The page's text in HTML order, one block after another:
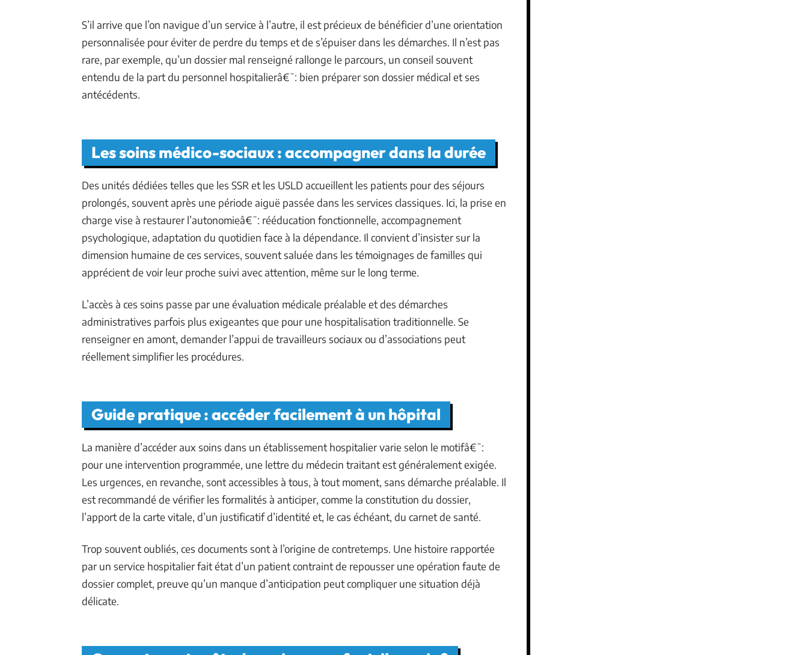
S’il arrive que l’on navigue d’un service à l’autre, il est précieux de bénéficier d’une orientation
personnalisée pour éviter de perdre du temps et de s’épuiser dans les démarches. Il n’est pas
rare, par exemple, qu’un dossier mal renseigné rallonge le parcours, un conseil souvent
entendu de la part du personnel hospitalierâ€¯: bien préparer son dossier médical et ses
antécédents.
Les soins médico-sociaux : accompagner dans la durée
Des unités dédiées telles que les SSR et les USLD accueillent les patients pour des séjours
prolongés, souvent après une période aiguë passée dans les services classiques. Ici, la prise en
charge vise à restaurer l’autonomieâ€¯: rééducation fonctionnelle, accompagnement
psychologique, adaptation du quotidien face à la dépendance. Il convient d’insister sur la
dimension humaine de ces services, souvent saluée dans les témoignages de familles qui
apprécient de voir leur proche suivi avec attention, même sur le long terme.
L’accès à ces soins passe par une évaluation médicale préalable et des démarches
administratives parfois plus exigeantes que pour une hospitalisation traditionnelle. Se
renseigner en amont, demander l’appui de travailleurs sociaux ou d’associations peut
réellement simplifier les procédures.
Guide pratique : accéder facilement à un hôpital
La manière d’accéder aux soins dans un établissement hospitalier varie selon le motifâ€¯:
pour une intervention programmée, une lettre du médecin traitant est généralement exigée.
Les urgences, en revanche, sont accessibles à tous, à tout moment, sans démarche préalable. Il
est recommandé de vérifier les formalités à anticiper, comme la constitution du dossier,
l’apport de la carte vitale, d’un justificatif d’identité et, le cas échéant, du carnet de santé.
Trop souvent oubliés, ces documents sont à l’origine de contretemps. Une histoire rapportée
par un service hospitalier fait état d’un patient contraint de repousser une opération faute de
dossier complet, preuve qu’un manque d’anticipation peut compliquer une situation déjà
délicate.